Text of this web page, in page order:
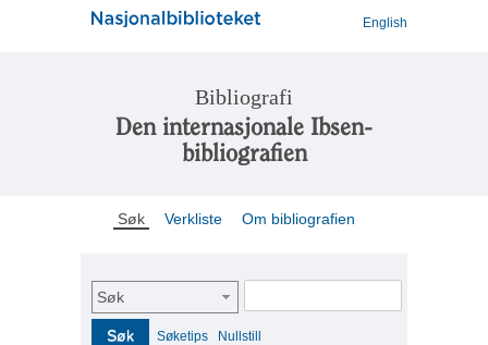
English
Bibliografi
Den internasjonale Ibsen-
bibliografien
Søk Verkliste Om bibliografien
Søk
Søk Søketips Nullstill